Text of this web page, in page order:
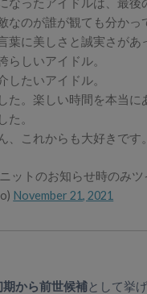
なのが誰が観ても分かっ
葉に美しさと誠実さがあ
らしいアイドル。
したいアイドル。
た。楽しい時間を本当に
た。
、これからも大好きです。
ットのお知らせ時のみツ
November 21, 2021
期から前世候補として挙